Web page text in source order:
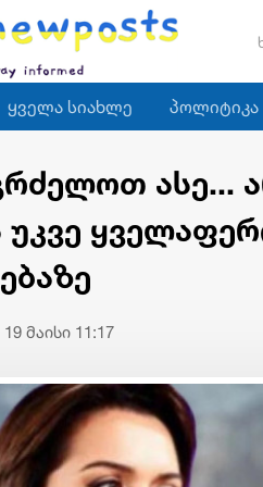
ყველა სიახლე პოლიტიკა
უკვე
19 მაისი 11:17